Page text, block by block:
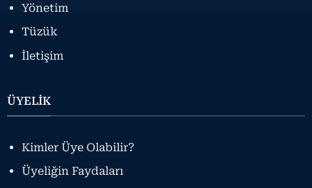
Yönetim
Tüzük
İletişim
ÜYELİK
Kimler Üye Olabilir?
Üyeliğin Faydaları